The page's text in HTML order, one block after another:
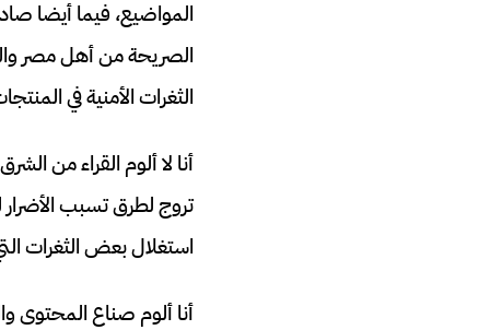
المواضيع، فيما أيضا
الصريحة من أهل مصر
الثغرات الأمنية في
أنا لا ألوم القراء من
تروج لطرق تسبب الأضرار
استغلال بعض الثغرات
أنا ألوم صناع المحتوى